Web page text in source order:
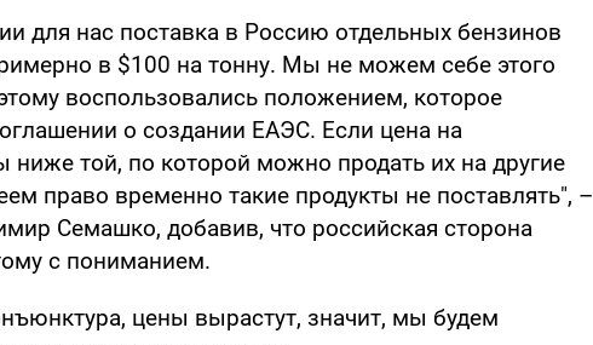
для нас поставка в Россию отдельных бензинов
в $100 на тонну. Мы не можем себе этого
воспользовались положением, которое
о создании ЕАЭС. Если цена на
ниже той, по которой можно продать их на другие
право временно такие продукты не поставлять", –
Семашко, добавив, что российская сторона
с пониманием.
цены вырастут, значит, мы будем